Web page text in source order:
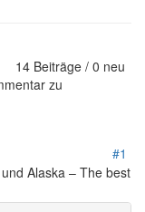
14 Beiträge / 0 neu
zu
#1
Alaska – The best